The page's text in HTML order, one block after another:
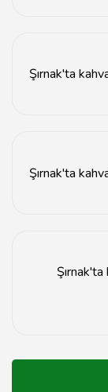
Şırnak'ta
Şırnak'ta
genellikle